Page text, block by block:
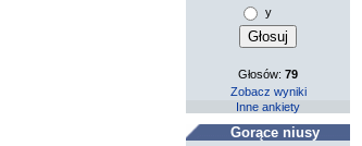
y
Głosów:79
Zobacz wyniki
Inne ankiety
Gorące niusy